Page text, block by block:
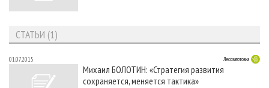
СТАТЬИ (1)
01.07.2015 Лесозаготовка
Михаил БОЛОТИН: «Стратегия развития
сохраняется, меняется тактика»